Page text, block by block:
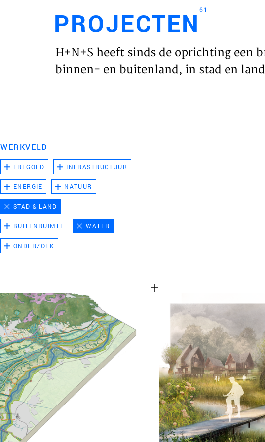
HOME
PROJECTEN61
H+N+S heeft sinds de oprichting een
binnen- en buitenland, in stad en
WERKVELD
ERFGOED INFRASTRUCTUUR
ENERGIE NATUUR
STAD & LAND
BUITENRUIMTE WATER
ONDERZOEK